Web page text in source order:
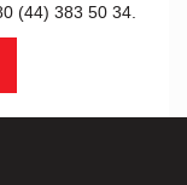
(44) 383 50 34.